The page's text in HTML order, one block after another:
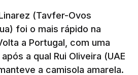
(Tavfer-Ovos
foi o mais rápido na
a Portugal, com uma
a qual Rui Oliveira (UAE
a camisola amarela.